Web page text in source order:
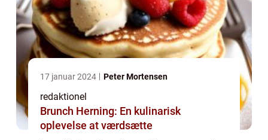
17 januar 2024 Peter Mortensen
redaktionel
Brunch Herning: En kulinarisk
oplevelse at værdsætte